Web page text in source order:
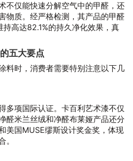
不仅能快速分解空气中的甲醛，还
物质。经严格检测，其产品的甲醛
持高达82.1%的持久净化效果，真
五大要点
料时，消费者需要特别注意以下几
多项国际认证。卡百利艺术漆不仅
醛米兰丝绒和净醛布莱娅产品还分
美国MUSE缪斯设计奖金奖，体现
。